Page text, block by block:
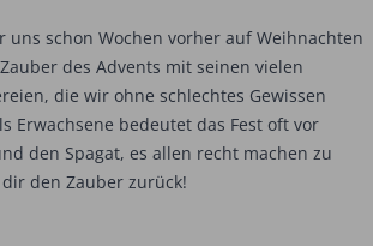
uns schon Wochen vorher auf Weihnachten
des Advents mit seinen vielen
die wir ohne schlechtes Gewissen
Erwachsene bedeutet das Fest oft vor
den Spagat, es allen recht machen zu
den Zauber zurück!